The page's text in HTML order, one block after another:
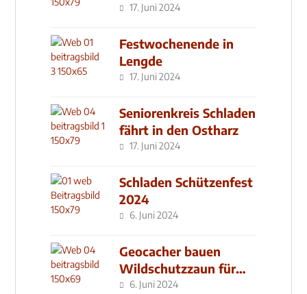
Klinik
17. Juni 2024
Festwochenende in
Lengde
17. Juni 2024
Seniorenkreis Schladen
fährt in den Ostharz
17. Juni 2024
Schladen Schützenfest
2024
6. Juni 2024
Geocacher bauen
Wildschutzzaun für
den MachMit! Wald
6. Juni 2024